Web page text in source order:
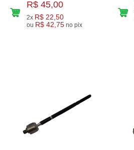
R$ 45,00
2x R$ 22,50
ou R$ 42,75 no pix